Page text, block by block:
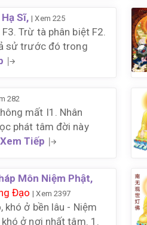
Hạ Sĩ,| Xem 225
Trừ tà phân biệt F2.
sử trước đó trong
282
mất I1. Nhân
phát tâm đời này
Xem Tiếp
Môn Niệm Phật,
Đạo | Xem 2397
khó ở bền lâu - Niệm
ở nơi nhất tâm. 1.